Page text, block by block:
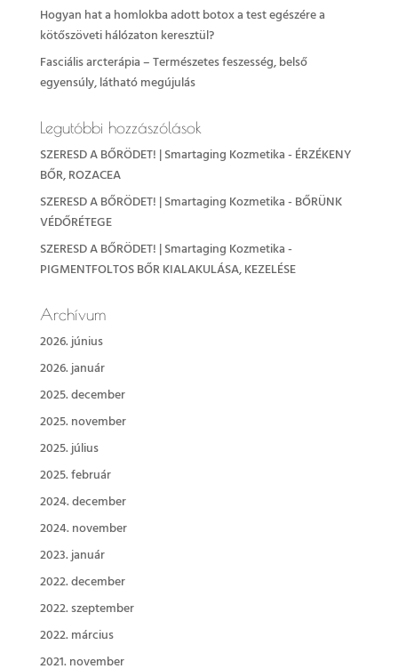
Hogyan hat a homlokba adott botox a test egészére a
kötőszöveti hálózaton keresztül?
Fasciális arcterápia – Természetes feszesség, belső
egyensúly, látható megújulás
Legutóbbi hozzászólások
SZERESD A BŐRÖDET! | Smartaging Kozmetika-ÉRZÉKENY
BŐR, ROZACEA
SZERESD A BŐRÖDET! | Smartaging Kozmetika-BŐRÜNK
VÉDŐRÉTEGE
SZERESD A BŐRÖDET! | Smartaging Kozmetika-
PIGMENTFOLTOS BŐR KIALAKULÁSA, KEZELÉSE
Archívum
2026. június
2026. január
2025. december
2025. november
2025. július
2025. február
2024. december
2024. november
2023. január
2022. december
2022. szeptember
2022. március
2021. november